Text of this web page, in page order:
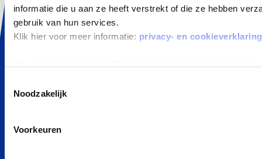
informatie die u aan ze heeft verstrekt of die ze hebben
gebruik van hun services.
Klik hier voor meer informatie: privacy- en cookieverklaring
Noodzakelijk
Voorkeuren
Wat is Private Lease
Private Lease Occasion
Elektrisch Private Lease